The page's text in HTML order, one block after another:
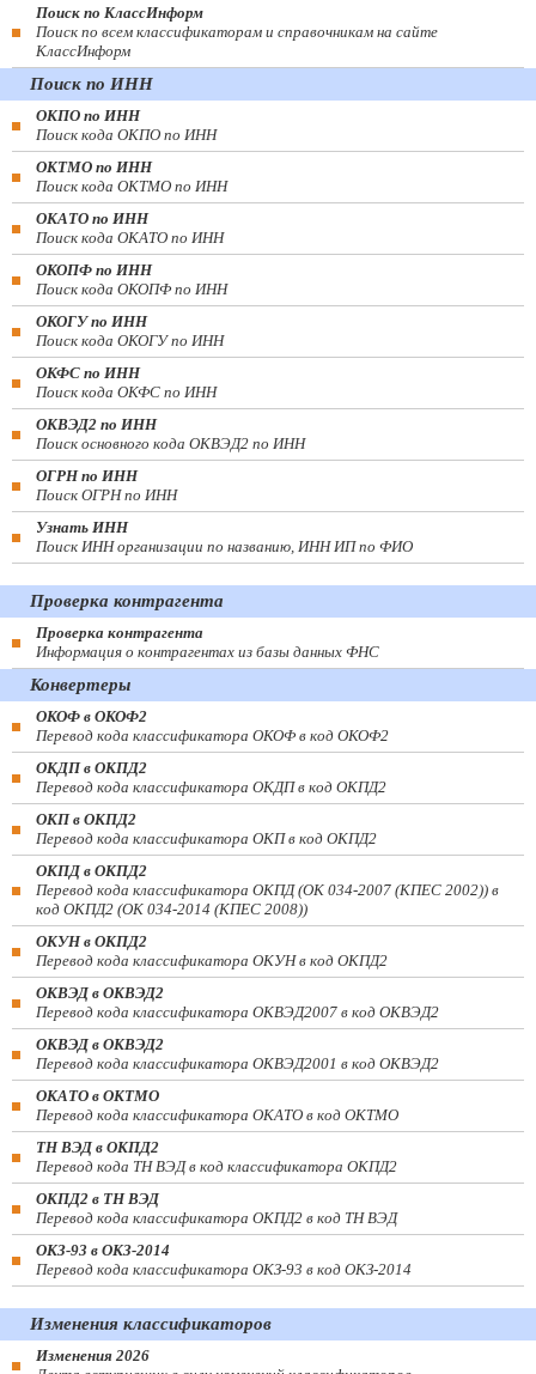
Поиск по КлассИнформ
Поиск по всем классификаторам и справочникам на сайте
КлассИнформ
Поиск по ИНН
ОКПО по ИНН
Поиск кода ОКПО по ИНН
ОКТМО по ИНН
Поиск кода ОКТМО по ИНН
ОКАТО по ИНН
Поиск кода ОКАТО по ИНН
ОКОПФ по ИНН
Поиск кода ОКОПФ по ИНН
ОКОГУ по ИНН
Поиск кода ОКОГУ по ИНН
ОКФС по ИНН
Поиск кода ОКФС по ИНН
ОКВЭД2 по ИНН
Поиск основного кода ОКВЭД2 по ИНН
ОГРН по ИНН
Поиск ОГРН по ИНН
Узнать ИНН
Поиск ИНН организации по названию, ИНН ИП по ФИО
Проверка контрагента
Проверка контрагента
Информация о контрагентах из базы данных ФНС
Конвертеры
ОКОФ в ОКОФ2
Перевод кода классификатора ОКОФ в код ОКОФ2
ОКДП в ОКПД2
Перевод кода классификатора ОКДП в код ОКПД2
ОКП в ОКПД2
Перевод кода классификатора ОКП в код ОКПД2
ОКПД в ОКПД2
Перевод кода классификатора ОКПД (ОК 034-2007 (КПЕС 2002)) в
код ОКПД2 (ОК 034-2014 (КПЕС 2008))
ОКУН в ОКПД2
Перевод кода классификатора ОКУН в код ОКПД2
ОКВЭД в ОКВЭД2
Перевод кода классификатора ОКВЭД2007 в код ОКВЭД2
ОКВЭД в ОКВЭД2
Перевод кода классификатора ОКВЭД2001 в код ОКВЭД2
ОКАТО в ОКТМО
Перевод кода классификатора ОКАТО в код ОКТМО
ТН ВЭД в ОКПД2
Перевод кода ТН ВЭД в код классификатора ОКПД2
ОКПД2 в ТН ВЭД
Перевод кода классификатора ОКПД2 в код ТН ВЭД
ОКЗ-93 в ОКЗ-2014
Перевод кода классификатора ОКЗ-93 в код ОКЗ-2014
Изменения классификаторов
Изменения 2026